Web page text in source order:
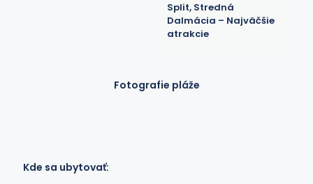
Split, Stredná
Dalmácia – Najväčšie
atrakcie
Fotografie pláže
Kde sa ubytovať: